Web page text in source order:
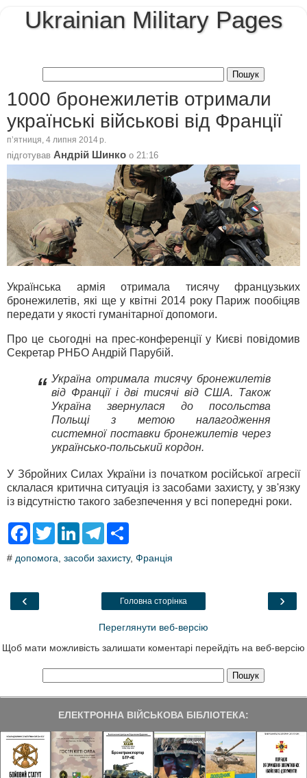
Ukrainian Military Pages
1000 бронежилетів отримали
українські військові від Франції
пʼятниця, 4 липня 2014 р.
підготував Андрій Шинко о 21:16
Українська армія отримала тисячу французьких
бронежилетів, які ще у квітні 2014 року Париж пообіцяв
передати у якості гуманітарної допомоги.
Про це сьогодні на прес-конференції у Києві повідомив
Секретар РНБО Андрій Парубій.
“ Україна отримала тисячу бронежилетів
від Франції і дві тисячі від США. Також
Україна звернулася до посольства
Польщі з метою налагодження
системної поставки бронежилетів через
українсько-польський кордон.
У Збройних Силах України із початком російської агресії
склалася критична ситуація із засобами захисту, у зв'язку
із відсутністю такого забезпечення у всі попередні роки.
F
e
o
T
t
L
k
T
e
a
r
# допомога, засоби захисту, Франція
‹ ›
Головна сторінка
Переглянути веб-версію
Щоб мати можливість залишати коментарі перейдіть на веб-версію
ЕЛЕКТРОННА ВІЙСЬКОВА БІБЛІОТЕКА: